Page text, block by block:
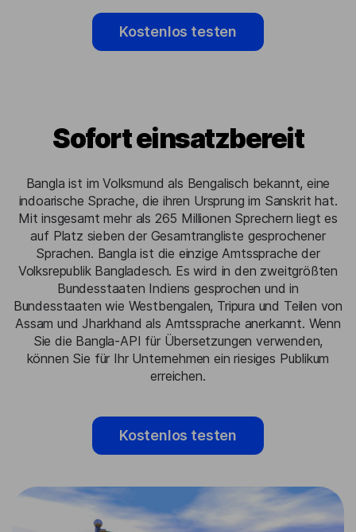
Kostenlos testen
Sofort einsatzbereit
Bangla ist im Volksmund als Bengalisch bekannt, eine
indoarische Sprache, die ihren Ursprung im Sanskrit hat.
Mit insgesamt mehr als 265 Millionen Sprechern liegt es
auf Platz sieben der Gesamtrangliste gesprochener
Sprachen. Bangla ist die einzige Amtssprache der
Volksrepublik Bangladesch. Es wird in den zweitgrößten
Bundesstaaten Indiens gesprochen und in
Bundesstaaten wie Westbengalen, Tripura und Teilen von
Assam und Jharkhand als Amtssprache anerkannt. Wenn
Sie die Bangla-API für Übersetzungen verwenden,
können Sie für Ihr Unternehmen ein riesiges Publikum
erreichen.
Kostenlos testen